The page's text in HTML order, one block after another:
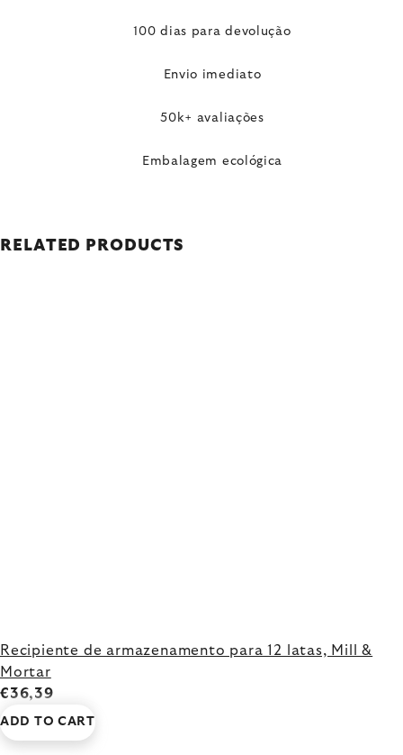
100 dias para devolução
Envio imediato
50k+ avaliações
Embalagem ecológica
RELATED PRODUCTS
Recipiente de armazenamento para 12 latas, Mill &
Mortar
€36,39
ADD TO CART